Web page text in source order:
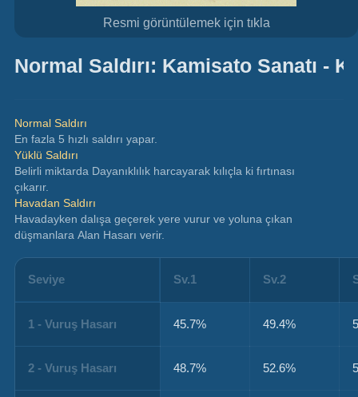
Resmi görüntülemek için tıkla
Normal Saldırı: Kamisato Sanatı -
Normal Saldırı
En fazla 5 hızlı saldırı yapar.
Yüklü Saldırı
Belirli miktarda Dayanıklılık harcayarak kılıçla ki fırtınası
çıkarır.
Havadan Saldırı
Havadayken dalışa geçerek yere vurur ve yoluna çıkan
düşmanlara Alan Hasarı verir.
Seviye Sv.1 Sv.2
1 - Vuruş Hasarı 45.7% 49.4%
2 - Vuruş Hasarı 48.7% 52.6%